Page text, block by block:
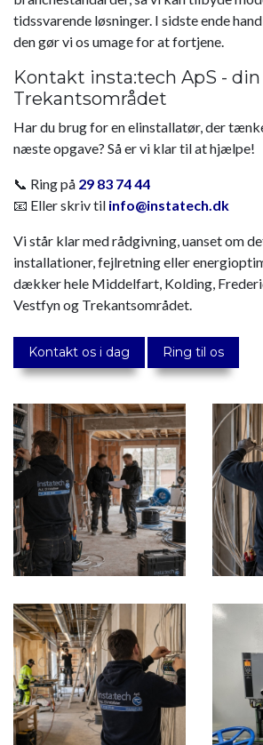
tidssvarende løsninger. I sidste ende
den gør vi os umage for at fortjene.
Kontakt insta:tech ApS -
Trekantsområdet
Har du brug for en elinstallatør, der
næste opgave? Så er vi klar til at hjælpe!
📞 Ring på 29 83 74 44
📧 Eller skriv til info@instatech.dk
Vi står klar med rådgivning, uanset om
installationer, fejlretning eller
dækker hele Middelfart, Kolding,
Vestfyn og Trekantsområdet.
Kontakt os i dag Ring til os